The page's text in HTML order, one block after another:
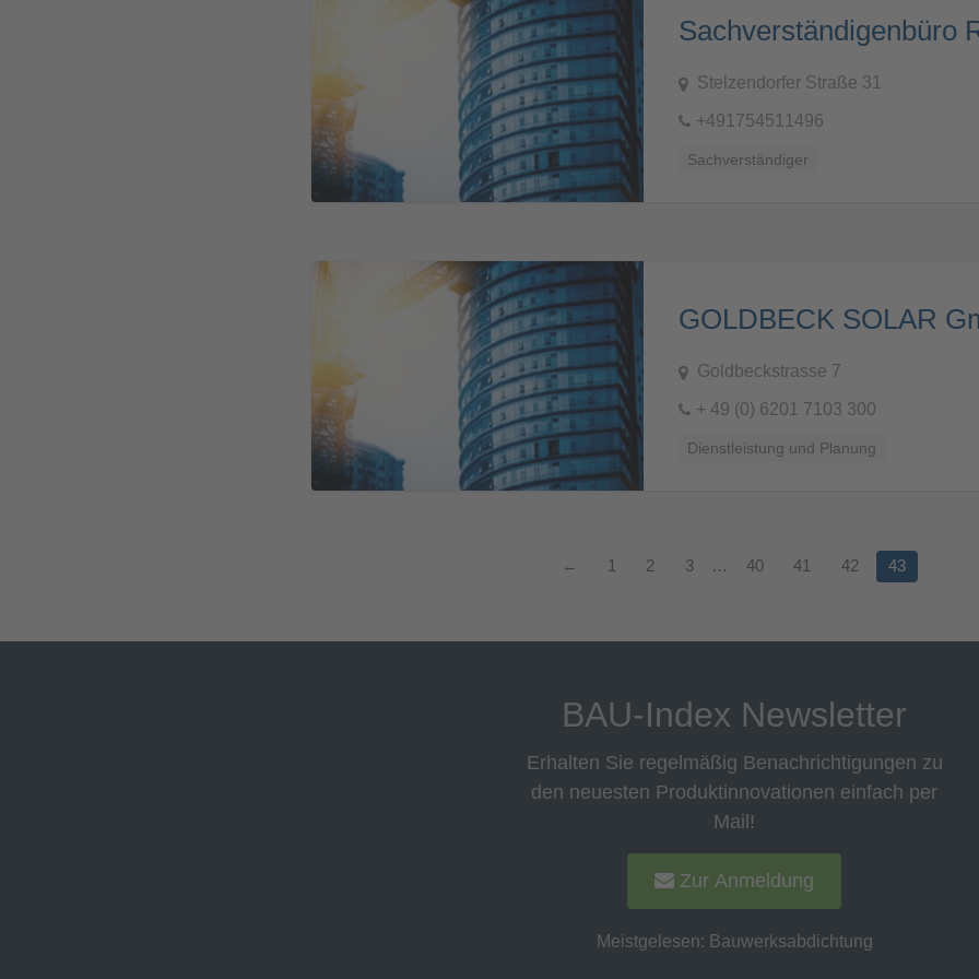
Stelzendorfer Straße 31
+491754511496
Sachverständiger
GOLDBECK SOLAR
Goldbeckstrasse 7
+ 49 (0) 6201 7103 300
Dienstleistung und Planung
← 1 2 3 … 40 41 42 43
BAU-Index Newsletter
Erhalten Sie regelmäßig Benachrichtigungen zu
den neuesten Produktinnovationen einfach per
Mail!
Zur Anmeldung
Meistgelesen: Bauwerksabdichtung